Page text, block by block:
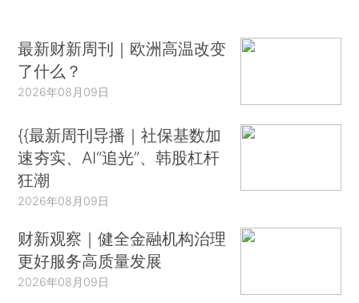
最新财新周刊｜欧洲高温改变
了什么？
2026年08月09日
{{最新周刊导播｜社保基数加
速夯实、AI“追光”、韩股杠杆
狂潮
2026年08月09日
财新观察｜健全金融机构治理
更好服务高质量发展
2026年08月09日